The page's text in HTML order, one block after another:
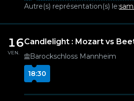
Autre(s) représentation(s) le:
16
VEN.
Candlelight : Mozart vs
Barockschloss Mannheim
18:30